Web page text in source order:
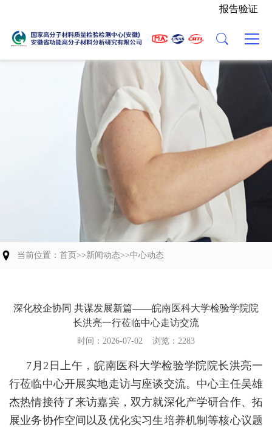
检验能力
委托协议（模板）
中心介绍
中心动态
人才招聘
报告验证
当前位置： 首页 >>新闻动态>>中心动态
深化校企协同 共谋发展新篇——皖南医科大学检验学院院
长洪亮一行莅临中心走访交流
时间：2026-07-02 浏览： 2283
7月2日上午，皖南医科大学检验学院院长洪亮一
行莅临中心开展实地走访与座谈交流。中心主任吴雄
杰热情接待了来访嘉宾，双方就深化产学研合作、拓
展业务协作空间以及优化实习生培养机制等核心议题